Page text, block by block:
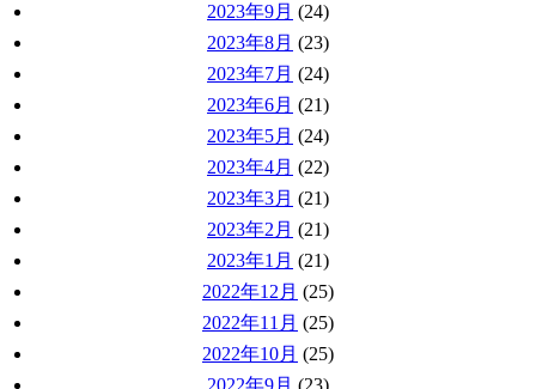
2023年9月 (24)
2023年8月 (23)
2023年7月 (24)
2023年6月 (21)
2023年5月 (24)
2023年4月 (22)
2023年3月 (21)
2023年2月 (21)
2023年1月 (21)
2022年12月 (25)
2022年11月 (25)
2022年10月 (25)